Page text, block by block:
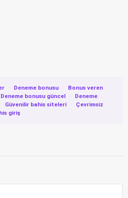
· Deneme bonusu ·
Bonus veren
Deneme bonusu güncel ·
Deneme
· Güvenilir bahis siteleri ·
Çevrimsiz
giriş